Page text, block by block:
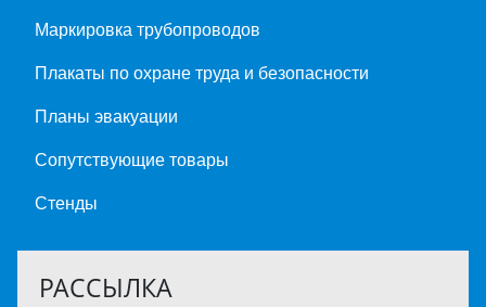
Маркировка трубопроводов
Плакаты по охране труда и безопасности
Планы эвакуации
Сопутствующие товары
Стенды
РАССЫЛКА